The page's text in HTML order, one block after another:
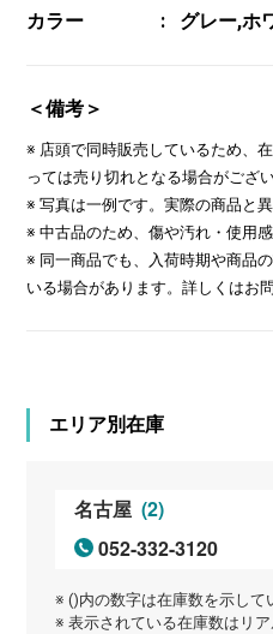
カラー グレー,ホ
＜備考＞
※ 店頭で同時販売しているため、
っては売り切れとなる場合がござ
※ 写真は一例です。実際の商品と
※ 中古品のため、傷や汚れ・使用感
※ 同一商品でも、入荷時期や商品
いる場合があります。詳しくはお
エリア別在庫
名古屋 (2)
052-332-3120
※ ()内の数字は在庫数を示して
※ 表示されている在庫数はリ